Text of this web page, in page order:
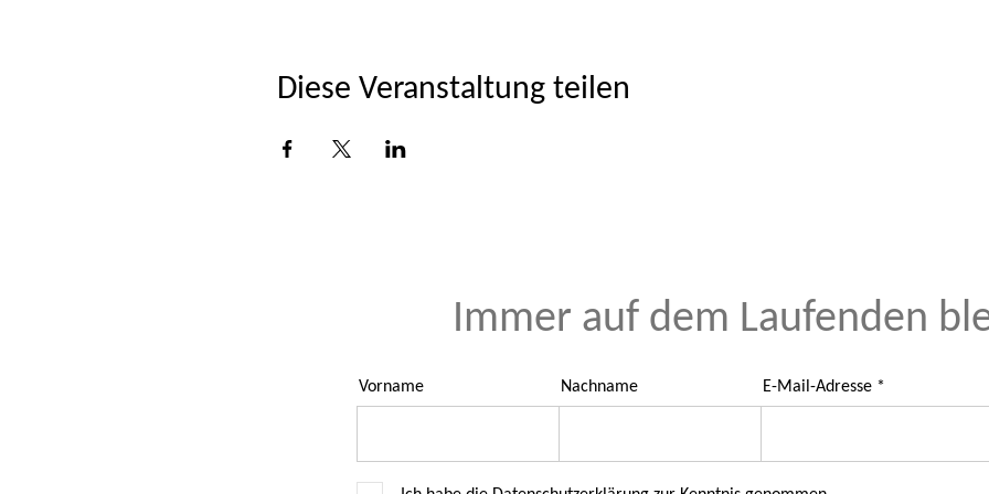
Diese Veranstaltung teilen
Immer auf dem Laufenden
Vorname Nachname E-Mail-Adresse